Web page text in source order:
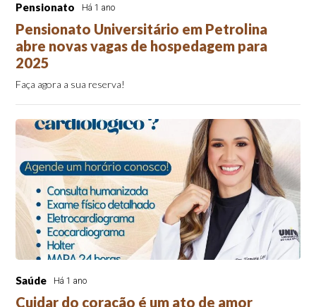
Pensionato Há 1 ano
Pensionato Universitário em Petrolina
abre novas vagas de hospedagem para
2025
Faça agora a sua reserva!
Saúde Há 1 ano
Cuidar do coração é um ato de amor